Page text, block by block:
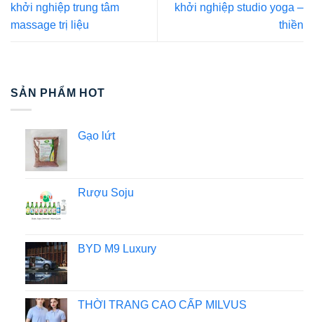
khởi nghiệp trung tâm
massage trị liệu
khởi nghiệp studio yoga –
thiền
SẢN PHẨM HOT
Gạo lứt
Rượu Soju
BYD M9 Luxury
THỜI TRANG CAO CẤP MILVUS